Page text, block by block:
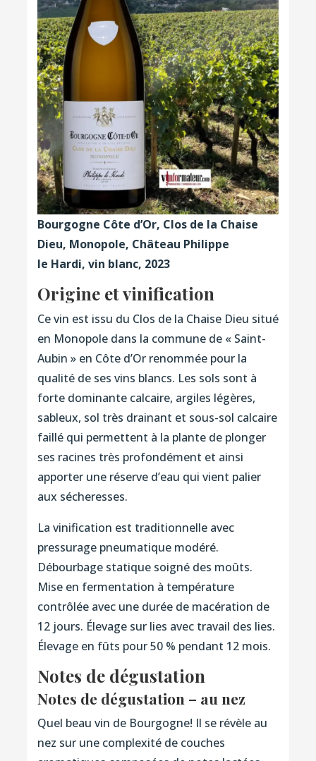
Bourgogne Côte d’Or, Clos de la Chaise
Dieu, Monopole, Château Philippe
le Hardi, vin blanc, 2023
Origine et vinification
Ce vin est issu du Clos de la Chaise Dieu situé
en Monopole dans la commune de « Saint-
Aubin » en Côte d’Or renommée pour la
qualité de ses vins blancs. Les sols sont à
forte dominante calcaire, argiles légères,
sableux, sol très drainant et sous-sol calcaire
faillé qui permettent à la plante de plonger
ses racines très profondément et ainsi
apporter une réserve d’eau qui vient palier
aux sécheresses.
La vinification est traditionnelle avec
pressurage pneumatique modéré.
Débourbage statique soigné des moûts.
Mise en fermentation à température
contrôlée avec une durée de macération de
12 jours. Élevage sur lies avec travail des lies.
Élevage en fûts pour 50 % pendant 12 mois.
Notes de dégustation
Notes de dégustation – au nez
Quel beau vin de Bourgogne! Il se révèle au
nez sur une complexité de couches